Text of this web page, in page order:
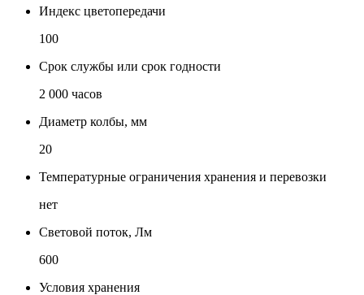
Индекс цветопередачи
100
Срок службы или срок годности
2 000 часов
Диаметр колбы, мм
20
Температурные ограничения хранения и перевозки
нет
Световой поток, Лм
600
Условия хранения